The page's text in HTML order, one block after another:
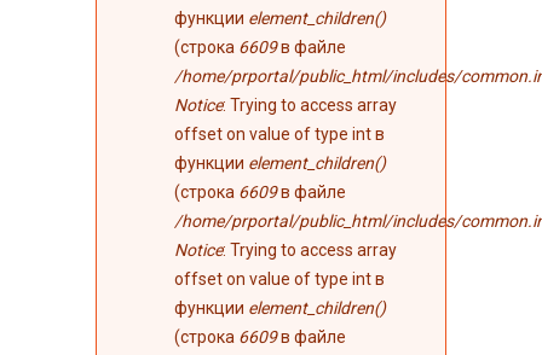
функции element_children()
(строка 6609в файле
/home/prportal/public_html/includes/
Notice: Trying to access array
offset on value of type int в
функции element_children()
(строка 6609в файле
/home/prportal/public_html/includes/
Notice: Trying to access array
offset on value of type int в
функции element_children()
(строка 6609в файле